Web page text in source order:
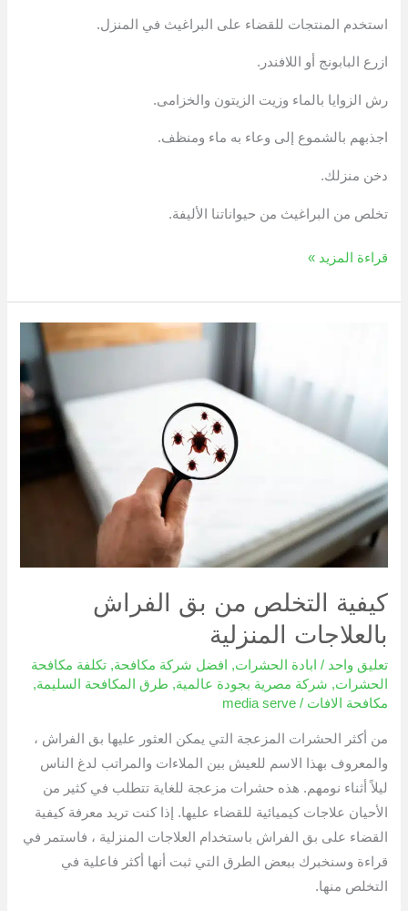
استخدم المنتجات للقضاء على البراغيث في المنزل.
ازرع البابونج أو اللافندر.
رش الزوايا بالماء وزيت الزيتون والخزامى.
اجذبهم بالشموع إلى وعاء به ماء ومنظف.
دخن منزلك.
تخلص من البراغيث من حيواناتنا الأليفة.
قراءة المزيد »
كيفية التخلص من بق الفراش
بالعلاجات المنزلية
تعليق واحد / ابادة الحشرات, افضل شركة مكافحة,تكلفة مكافحة
الحشرات, شركة مصرية بجودة عالمية, طرق المكافحة السليمة,
مكافحة الافات /
media serve
من أكثر الحشرات المزعجة التي يمكن العثور عليها بق الفراش ،
والمعروف بهذا الاسم للعيش بين الملاءات والمراتب لدغ الناس
ليلاً أثناء نومهم. هذه حشرات مزعجة للغاية تتطلب في كثير من
الأحيان علاجات كيميائية للقضاء عليها. إذا كنت تريد معرفة كيفية
القضاء على بق الفراش باستخدام العلاجات المنزلية ، فاستمر في
قراءة وسنخبرك ببعض الطرق التي ثبت أنها أكثر فاعلية في
التخلص منها.
بالعلاجات
المنزلية